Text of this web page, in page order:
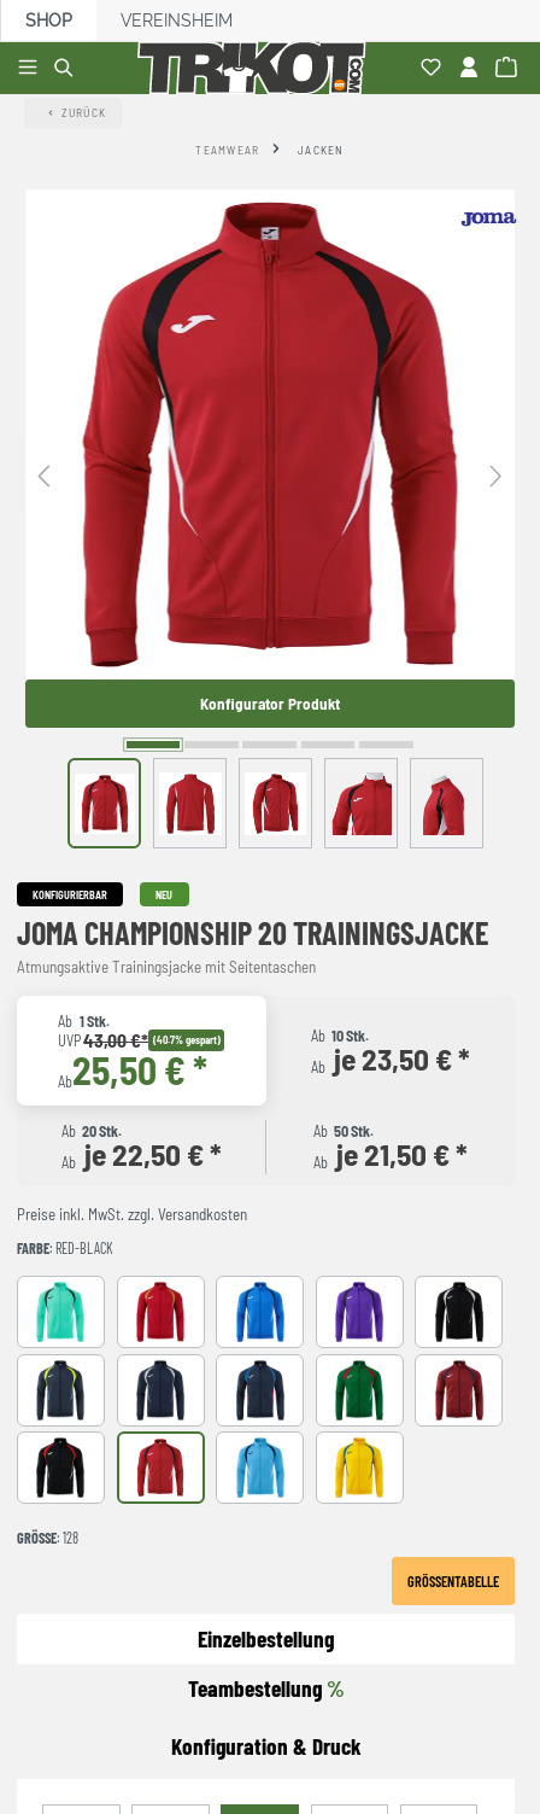
springen
SHOP VEREINSHEIM
ZURÜCK
TEAMWEAR JACKEN
Konfigurator Produkt
KONFIGURIERBAR NEU
JOMA CHAMPIONSHIP 20 TRAININGSJACKE
Atmungsaktive Trainingsjacke mit Seitentaschen
Ab 1 Stk.
UVP43,00 €* (40.7% gespart)
Ab25,50 € *
Ab 10 Stk.
Ab je 23,50 € *
Ab 20 Stk.
Ab je 22,50 € *
Ab 50 Stk.
Ab je 21,50 € *
Preise inkl. MwSt. zzgl. Versandkosten
FARBE: RED-BLACK
LIGHT GREEN RED-NAVY ROYAL-NAVY VIOLET BLACK-GREY
DARK NAVY AMARILLO FLUOR
NAVY-GREY NAVY-ROYAL VERDE-ROJO WINE-NAVY
BLACK-RED RED-BLACK SKY BLUE-NAVY YELLOW-ROYAL
GRÖSSE : 128
GRÖSSENTABELLE
Einzelbestellung
Teambestellung %
Konfiguration & Druck